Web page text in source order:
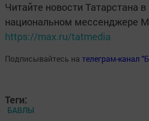
Читайте новости Татарстана в
национальном мессенджере
https://max.ru/tatmedia
Подписывайтесь на телеграм-канал
Теги:
БАВЛЫ